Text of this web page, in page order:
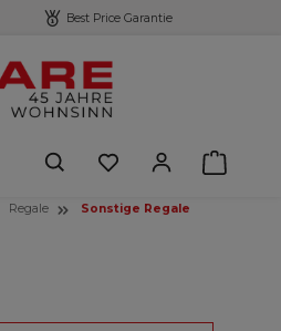
Best Price Garantie
Regale Sonstige Regale